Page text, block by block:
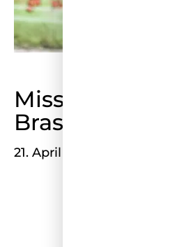
Miss
Brasilien
21. April 2022